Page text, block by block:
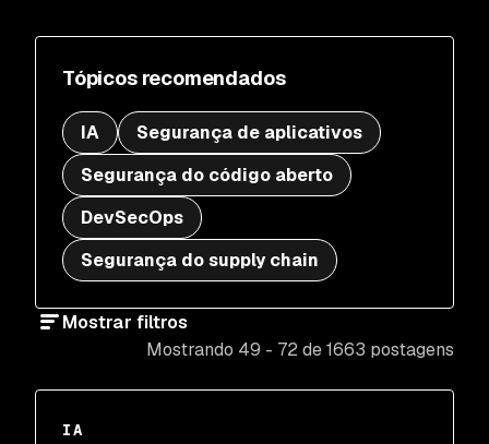
Tópicos recomendados
IA
Segurança de aplicativos
Segurança do código aberto
DevSecOps
Segurança do supply chain
Mostrar filtros
Mostrando 49 - 72 de 1663 postagens
IA